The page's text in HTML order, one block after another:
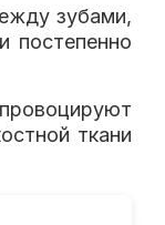
зубами,
постепенно
ткани